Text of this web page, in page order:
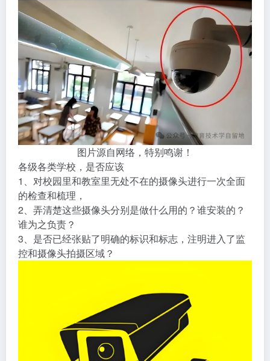
图片源自网络，特别鸣谢！
各级各类学校，是否应该
1、对校园里和教室里无处不在的摄像头进行一次全面
的检查和梳理，
2、弄清楚这些摄像头分别是做什么用的？谁安装的？
谁为之负责？
3、是否已经张贴了明确的标识和标志，注明进入了监
控和摄像头拍摄区域？